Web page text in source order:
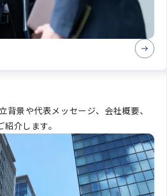
景や代表メッセージ、会社概要、
介します。